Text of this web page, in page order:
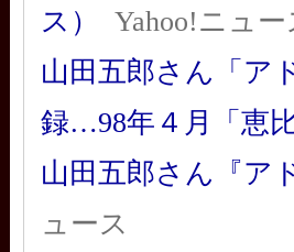
ス）
Yahoo!ニュー
山田五郎さん「ア
録…98年４月「恵
山田五郎さん『ア
ュース